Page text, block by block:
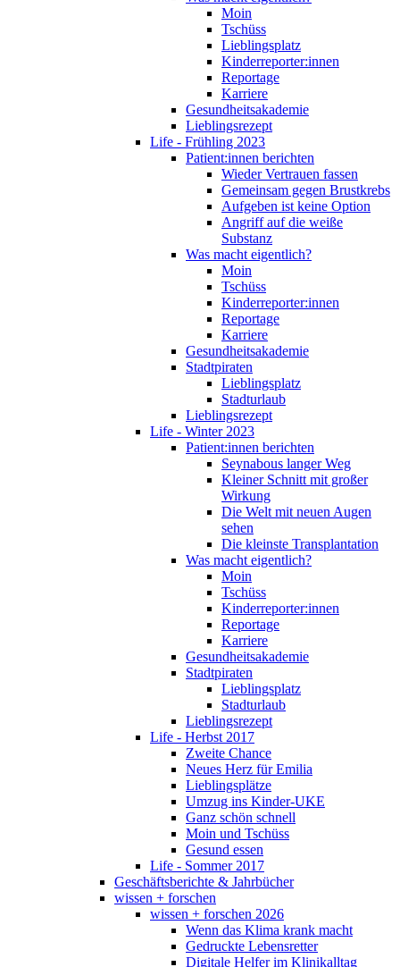
Moin
Tschüss
Lieblingsplatz
Kinderreporter:innen
Reportage
Karriere
Gesundheitsakademie
Lieblingsrezept
Life - Frühling 2023
Patient:innen berichten
Wieder Vertrauen fassen
Gemeinsam gegen Brustkrebs
Aufgeben ist keine Option
Angriff auf die weiße
Substanz
Was macht eigentlich?
Moin
Tschüss
Kinderreporter:innen
Reportage
Karriere
Gesundheitsakademie
Stadtpiraten
Lieblingsplatz
Stadturlaub
Lieblingsrezept
Life - Winter 2023
Patient:innen berichten
Seynabous langer Weg
Kleiner Schnitt mit großer
Wirkung
Die Welt mit neuen Augen
sehen
Die kleinste Transplantation
Was macht eigentlich?
Moin
Tschüss
Kinderreporter:innen
Reportage
Karriere
Gesundheitsakademie
Stadtpiraten
Lieblingsplatz
Stadturlaub
Lieblingsrezept
Life - Herbst 2017
Zweite Chance
Neues Herz für Emilia
Lieblingsplätze
Umzug ins Kinder-UKE
Ganz schön schnell
Moin und Tschüss
Gesund essen
Life - Sommer 2017
Geschäftsberichte & Jahrbücher
wissen + forschen
wissen + forschen 2026
Wenn das Klima krank macht
Gedruckte Lebensretter
Digitale Helfer im Klinikalltag